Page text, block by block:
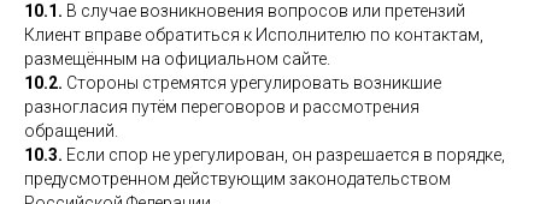
10.1. В случае возникновения вопросов или претензий
Клиент вправе обратиться к Исполнителю по контактам,
размещённым на официальном сайте.
10.2. Стороны стремятся урегулировать возникшие
разногласия путём переговоров и рассмотрения
обращений.
10.3. Если спор не урегулирован, он разрешается в порядке,
предусмотренном действующим законодательством